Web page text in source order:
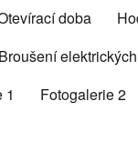
doba
Broušení
1 Fotogalerie 2